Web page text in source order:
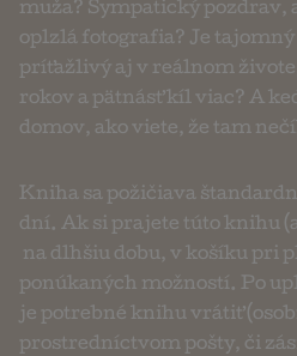
muža? Sympatický pozdrav,
oplzlá fotografia? Je
príťažlivý aj v reálnom
rokov a pätnásť kíl viac? A
domov, ako viete, že tam
Kniha sa požičiava
dní. Ak si prajete túto knihu
na dlhšiu dobu, v košíku pri
ponúkaných možností. Po
je potrebné knihu vrátiť
prostredníctvom pošty, či